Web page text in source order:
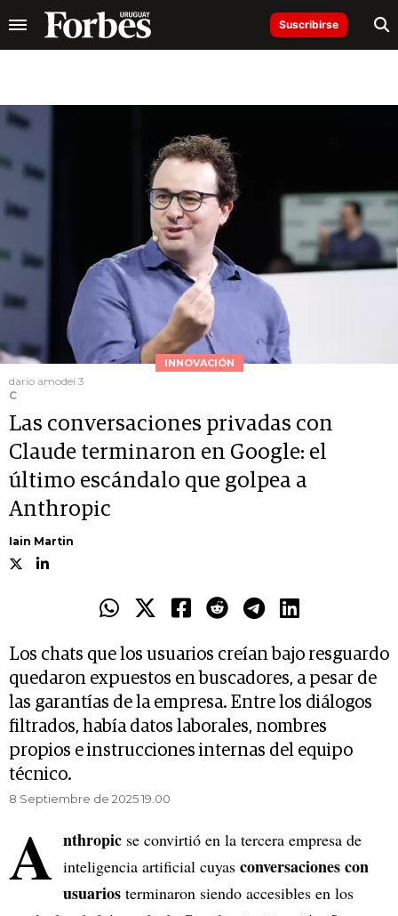
Suscribirse
INNOVACIÓN
dario amodei 3
C
Las conversaciones privadas con
Claude terminaron en Google: el
último escándalo que golpea a
Anthropic
Iain Martin
Los chats que los usuarios creían bajo resguardo
quedaron expuestos en buscadores, a pesar de
las garantías de la empresa. Entre los diálogos
filtrados, había datos laborales, nombres
propios e instrucciones internas del equipo
técnico.
8 Septiembre de 2025 19.00
A nthropic se convirtió en la tercera empresa de
inteligencia artificial cuyas conversaciones con
usuarios terminaron siendo accesibles en los